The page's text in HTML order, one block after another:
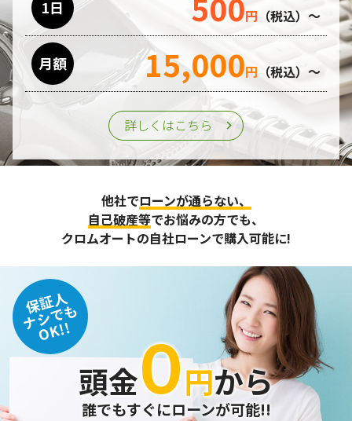
利用目的の遂行のために業務を委託する場合、個人情報の取
り扱いに関する委託先の適正な管理・監督をおこないます。
第三者への提供
個人情報は、ご本人の同意を得た場合または法令の定めがあ
る場合を除き、第三者に提供することはいたしません。
個人情報の管理
失、破壊、改ざん及び漏えいなどに対する予防ならびに是正
に努め、合理的な安全対策を講じます。
また、個人情報保護に関する法令およびその他の規範を遵守
するとともに、この方針に基づく個人情報保護規程や体制を
定め、その内容を継続的に見直し、改善に努めます。
個人情報の訂正･削除・開示
ご本人から、登録されている個人情報について訂正・削除・
開示の請求があった場合は、迅速に対応いたします。
当ホームページが保有する個人情報の取り扱い、および訂
正・削除・開示等に関するお問い合わせ先は、以下の通りで
1日 円 （税込）～
月額 15,000円 （税込）～
詳しくはこちら
他社でローンが通らない、
自己破産等でお悩みの方でも、
クロムオートの自社ローンで購入可能に!
保証人
ナシでも
OK!!
頭金０円から
誰でもすぐにローンが可能!!